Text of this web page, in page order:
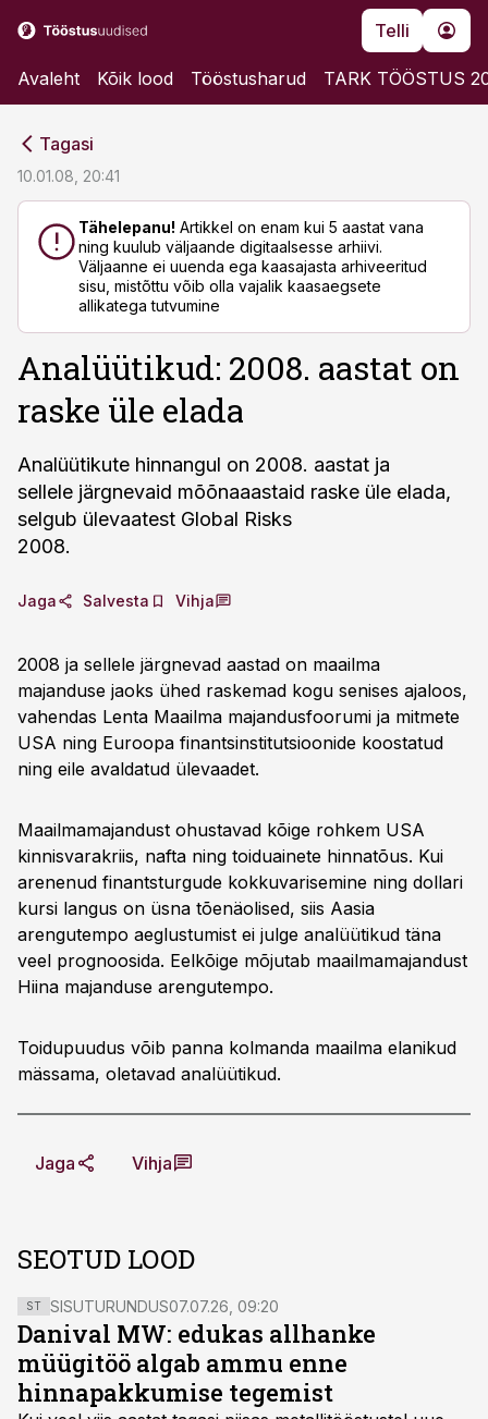
Telli
Avaleht Kõik lood Tööstusharud TARK TÖÖSTUS
Tagasi
10.01.08, 20:41
Tähelepanu! Artikkel on enam kui 5 aastat vana
ning kuulub väljaande digitaalsesse arhiivi.
Väljaanne ei uuenda ega kaasajasta arhiveeritud
sisu, mistõttu võib olla vajalik kaasaegsete
allikatega tutvumine
Analüütikud: 2008. aastat on
raske üle elada
Analüütikute hinnangul on 2008. aastat ja
sellele järgnevaid mõõnaaastaid raske üle elada,
selgub ülevaatest Global Risks
2008.
Jaga Salvesta Vihja
2008 ja sellele järgnevad aastad on maailma
majanduse jaoks ühed raskemad kogu senises ajaloos,
vahendas Lenta Maailma majandusfoorumi ja mitmete
USA ning Euroopa finantsinstitutsioonide koostatud
ning eile avaldatud ülevaadet.
Maailmamajandust ohustavad kõige rohkem USA
kinnisvarakriis, nafta ning toiduainete hinnatõus. Kui
arenenud finantsturgude kokkuvarisemine ning dollari
kursi langus on üsna tõenäolised, siis Aasia
arengutempo aeglustumist ei julge analüütikud täna
veel prognoosida. Eelkõige mõjutab maailmamajandust
Hiina majanduse arengutempo.
Toidupuudus võib panna kolmanda maailma elanikud
mässama, oletavad analüütikud.
Jaga Vihja
SEOTUD LOOD
ST SISUTURUNDUS07.07.26, 09:20
Danival MW: edukas allhanke
müügitöö algab ammu enne
hinnapakkumise tegemist